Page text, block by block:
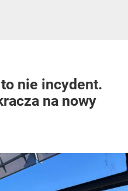
nie incydent.
na nowy